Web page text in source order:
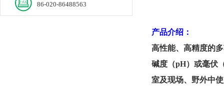
86-020-86488563
产品介绍：
高性能、高精度的
碱度（pH）或毫伏
室及现场、野外中